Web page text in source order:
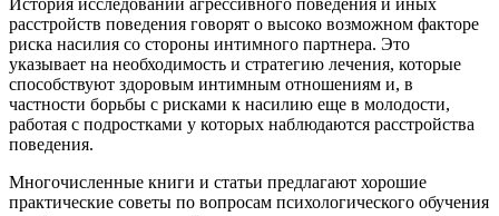
расстройств поведения говорят о высоко возможном факторе
риска насилия со стороны интимного партнера. Это
указывает на необходимость и стратегию лечения, которые
способствуют здоровым интимным отношениям и, в
частности борьбы с рисками к насилию еще в молодости,
работая с подростками у которых наблюдаются расстройства
поведения.
Многочисленные книги и статьи предлагают хорошие
практические советы по вопросам психологического обучения